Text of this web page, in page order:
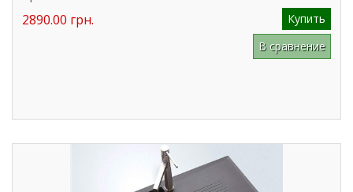
2890.00 грн.
Купить
В сравнение